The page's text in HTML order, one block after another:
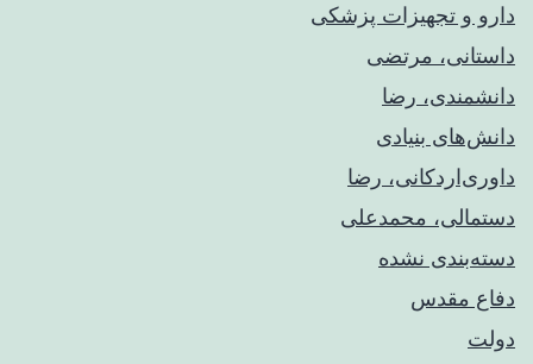
دارو و تجهیزات پزشکی
داستانی، مرتضی
دانشمندی، رضا
دانش‌های بنیادی
داوری‌اردکانی، رضا
دستمالی، محمدعلی
دسته‌بندی نشده
دفاع مقدس
دولت